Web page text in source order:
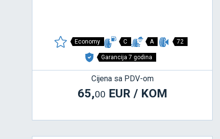
Economy C A 72
Garancija 7 godina
Cijena sa PDV-om
65,00 EUR / KOM